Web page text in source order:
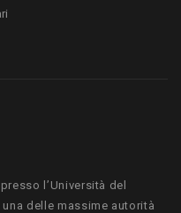
l’Università del
delle massime autorità